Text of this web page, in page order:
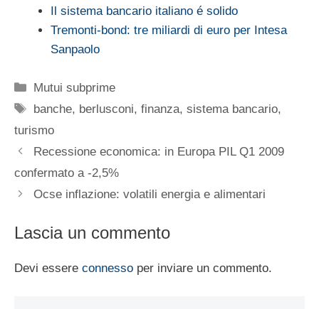
Il sistema bancario italiano é solido
Tremonti-bond: tre miliardi di euro per Intesa
Sanpaolo
Categorie
Mutui subprime
Tag
banche, berlusconi,finanza,sistema bancario,
turismo
Recessione economica: in Europa PIL Q1 2009
confermato a -2,5%
Ocse inflazione: volatili energia e alimentari
Lascia un commento
Devi essere connesso per inviare un commento.